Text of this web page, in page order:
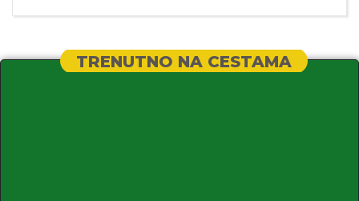
TRENUTNO NA CESTAMA